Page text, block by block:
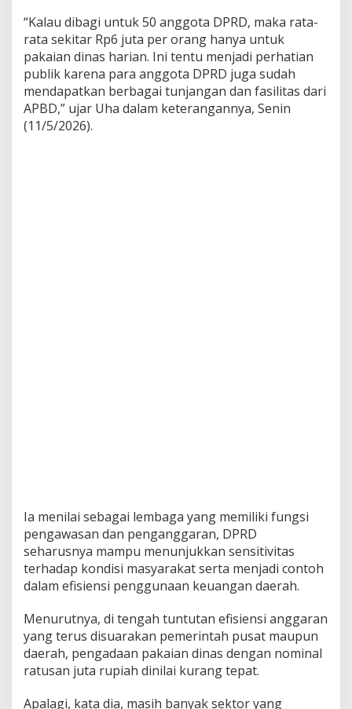
“Kalau dibagi untuk 50 anggota DPRD, maka rata-
rata sekitar Rp6 juta per orang hanya untuk
pakaian dinas harian. Ini tentu menjadi perhatian
publik karena para anggota DPRD juga sudah
mendapatkan berbagai tunjangan dan fasilitas dari
APBD,” ujar Uha dalam keterangannya, Senin
(11/5/2026).
Ia menilai sebagai lembaga yang memiliki fungsi
pengawasan dan penganggaran, DPRD
seharusnya mampu menunjukkan sensitivitas
terhadap kondisi masyarakat serta menjadi contoh
dalam efisiensi penggunaan keuangan daerah.
Menurutnya, di tengah tuntutan efisiensi anggaran
yang terus disuarakan pemerintah pusat maupun
daerah, pengadaan pakaian dinas dengan nominal
ratusan juta rupiah dinilai kurang tepat.
Apalagi, kata dia, masih banyak sektor yang